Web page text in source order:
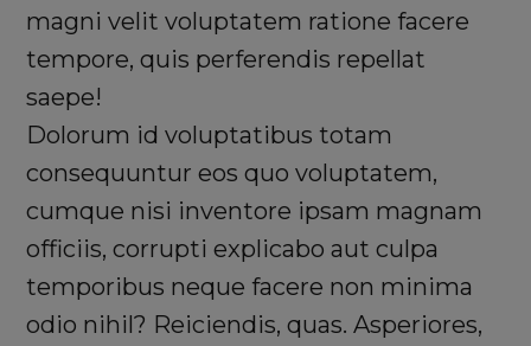
magni velit voluptatem ratione facere
tempore, quis perferendis repellat
saepe!
Dolorum id voluptatibus totam
consequuntur eos quo voluptatem,
cumque nisi inventore ipsam magnam
officiis, corrupti explicabo aut culpa
temporibus neque facere non minima
odio nihil? Reiciendis, quas. Asperiores,